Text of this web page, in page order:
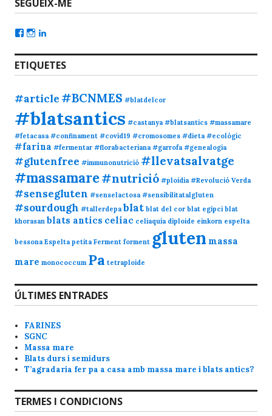
SEGUEIX-ME
ETIQUETES
#article #BCNMES #blatdelcor
#blatsantics #castanya #blatsantics #massamare
#fetacasa #confinament #covid19 #cromosomes #dieta #ecològic
#farina #fermentar #florabacteriana #garrofa #genealogia
#glutenfree #immunonutrició #llevatsalvatge
#massamare#nutrició #ploidia #Revolució Verda
#sensegluten #senselactosa #sensibilitatalgluten
#sourdough #tallerdepa blat blat del cor blat egipci blat
khorasan blats antics celiac celiaquía diploide einkorn espelta
bessona Espelta petita Ferment forment gluten massa
mare monococcum Pa tetraploide
ÚLTIMES ENTRADES
FARINES
SGNC
Massa mare
Blats durs i semidurs
T’agradaria fer pa a casa amb massa mare i blats antics?
TERMES I CONDICIONS